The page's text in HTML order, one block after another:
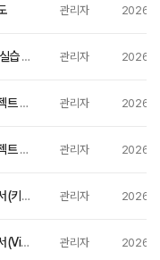
관리자 2026-
DIGCOM-XA1.0 키트 확장 실습 프로젝트 파일(Verilog+VHDL) 관리자 2026-
DIGCOM-XA1.0 키트 프로젝트 파일(논리회로+디지털 시계)-VHDL 관리자 2026-
DIGCOM-XA1.0 키트 프로젝트 파일(논리회로+디지털시계)-Verilog 관리자 2026-
DIGCOM-XA1.0 사용 설명서(키트의 구성, 확장 실습 보드의 인터페이스) 관리자 2026-
DIGCOM-XA1.0 사용 설명서(Vivado의 설치 및 사용) 관리자 2026-